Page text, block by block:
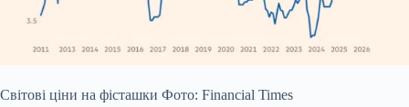
Світові ціни на фісташки Фото: Financial Times